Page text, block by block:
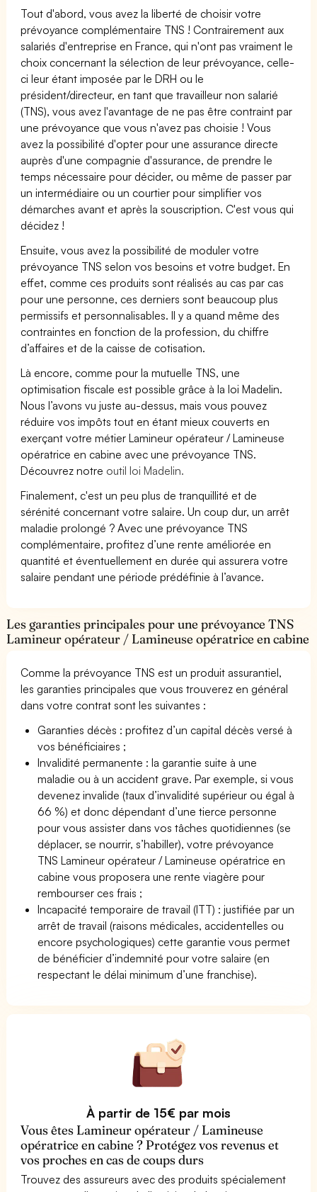
Tout d'abord, vous avez la liberté de choisir votre
prévoyance complémentaire TNS ! Contrairement aux
salariés d'entreprise en France, qui n'ont pas vraiment le
choix concernant la sélection de leur prévoyance, celle-
ci leur étant imposée par le DRH ou le
président/directeur, en tant que travailleur non salarié
(TNS), vous avez l'avantage de ne pas être contraint par
une prévoyance que vous n'avez pas choisie ! Vous
avez la possibilité d'opter pour une assurance directe
auprès d'une compagnie d'assurance, de prendre le
temps nécessaire pour décider, ou même de passer par
un intermédiaire ou un courtier pour simplifier vos
démarches avant et après la souscription. C'est vous qui
décidez !
Ensuite, vous avez la possibilité de moduler votre
prévoyance TNS selon vos besoins et votre budget. En
effet, comme ces produits sont réalisés au cas par cas
pour une personne, ces derniers sont beaucoup plus
permissifs et personnalisables. Il y a quand même des
contraintes en fonction de la profession, du chiffre
d’affaires et de la caisse de cotisation.
Là encore, comme pour la mutuelle TNS, une
optimisation fiscale est possible grâce à la loi Madelin.
Nous l’avons vu juste au-dessus, mais vous pouvez
réduire vos impôts tout en étant mieux couverts en
exerçant votre métier Lamineur opérateur / Lamineuse
opératrice en cabine avec une prévoyance TNS.
Découvrez notre outil loi Madelin.
Finalement, c'est un peu plus de tranquillité et de
sérénité concernant votre salaire. Un coup dur, un arrêt
maladie prolongé ? Avec une prévoyance TNS
complémentaire, profitez d’une rente améliorée en
quantité et éventuellement en durée qui assurera votre
salaire pendant une période prédéfinie à l’avance.
Les garanties principales pour une prévoyance TNS
Lamineur opérateur / Lamineuse opératrice en cabine
Comme la prévoyance TNS est un produit assurantiel,
les garanties principales que vous trouverez en général
dans votre contrat sont les suivantes :
Garanties décès : profitez d’un capital décès versé à
vos bénéficiaires ;
Invalidité permanente : la garantie suite à une
maladie ou à un accident grave. Par exemple, si vous
devenez invalide (taux d’invalidité supérieur ou égal à
66 %) et donc dépendant d’une tierce personne
pour vous assister dans vos tâches quotidiennes (se
déplacer, se nourrir, s’habiller), votre prévoyance
TNS Lamineur opérateur / Lamineuse opératrice en
cabine vous proposera une rente viagère pour
rembourser ces frais ;
Incapacité temporaire de travail (ITT) : justifiée par un
arrêt de travail (raisons médicales, accidentelles ou
encore psychologiques) cette garantie vous permet
de bénéficier d’indemnité pour votre salaire (en
respectant le délai minimum d’une franchise).
À partir de 15€ par mois
Vous êtes Lamineur opérateur / Lamineuse
opératrice en cabine ? Protégez vos revenus et
vos proches en cas de coups durs
Trouvez des assureurs avec des produits spécialement